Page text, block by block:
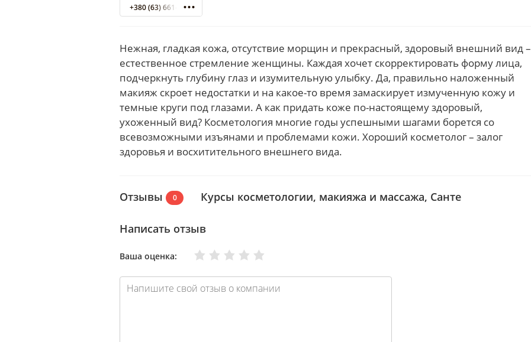
+380 (63) 661-95-70
Нежная, гладкая кожа, отсутствие морщин и прекрасный, здоровый внешний вид –
естественное стремление женщины. Каждая хочет скорректировать форму лица,
подчеркнуть глубину глаз и изумительную улыбку. Да, правильно наложенный
макияж скроет недостатки и на какое-то время замаскирует измученную кожу и
темные круги под глазами. А как придать коже по-настоящему здоровый,
ухоженный вид? Косметология многие годы успешными шагами борется со
всевозможными изъянами и проблемами кожи. Хороший косметолог – залог
здоровья и восхитительного внешнего вида.
Отзывы 0 Курсы косметологии, макияжа и массажа, Санте
Написать отзыв
Ваша оценка: Отлично
Хорошо
Нормально
Плохо
Очень плохо